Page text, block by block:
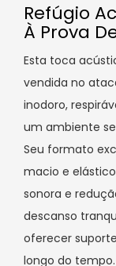
Refúgio
À Prova
Esta toca
vendida no
inodoro,
um ambiente
Seu formato
macio e
sonora e
descanso
oferecer
longo do